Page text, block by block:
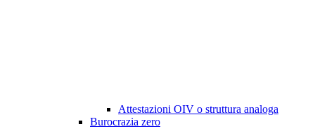
Attestazioni OIV o struttura analoga
Burocrazia zero